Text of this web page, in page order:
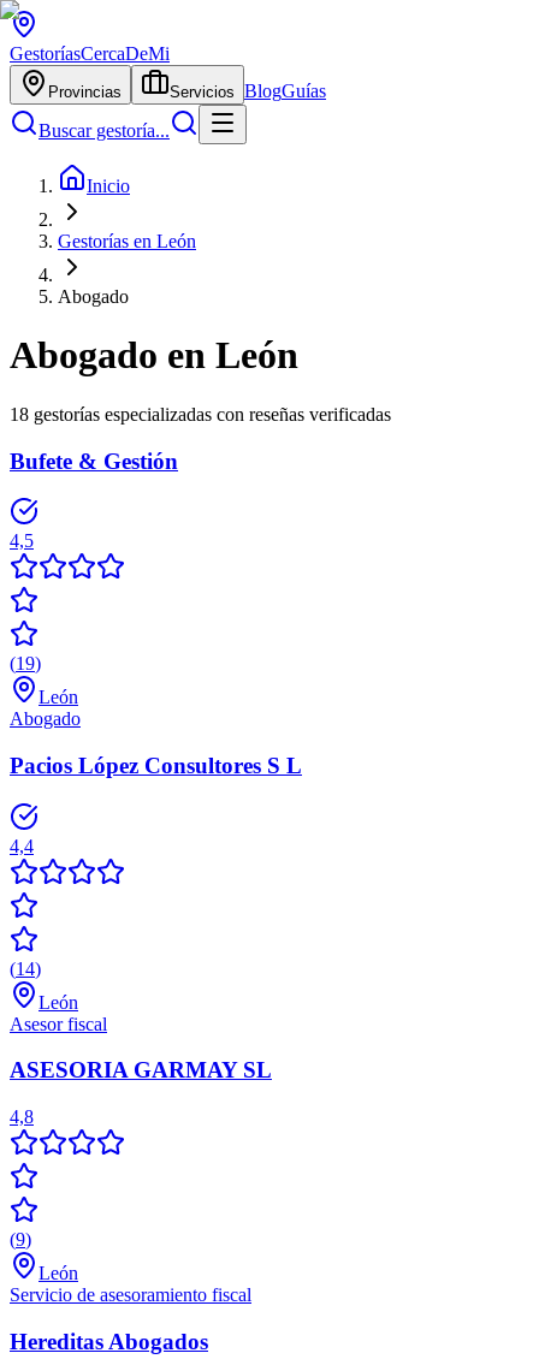
GestoríasCercaDeMi
Provincias Servicios BlogGuías
Buscar gestoría...
Inicio
Gestorías en León
Abogado
Abogado en León
18 gestorías especializadas con reseñas verificadas
Bufete & Gestión
4,5
(19)
León
Abogado
Pacios López Consultores S L
4,4
(14)
León
Asesor fiscal
ASESORIA GARMAY SL
4,8
(9)
León
Servicio de asesoramiento fiscal
Hereditas Abogados